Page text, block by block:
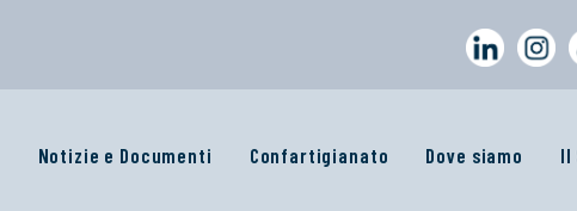
Notizie e Documenti Confartigianato Dove siamo Il